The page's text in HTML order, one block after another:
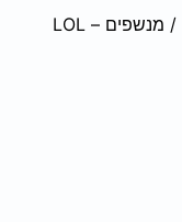
/ מנשפים – LOL